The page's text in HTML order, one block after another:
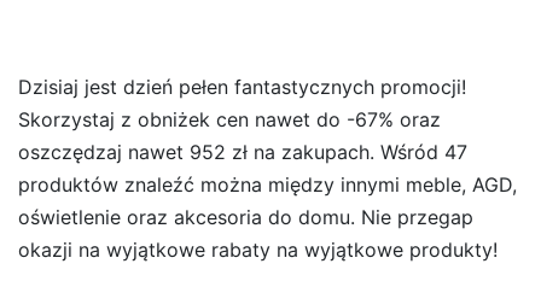
Dzisiaj jest dzień pełen fantastycznych promocji!
Skorzystaj z obniżek cen nawet do -67% oraz
oszczędzaj nawet 952 zł na zakupach. Wśród 47
produktów znaleźć można między innymi meble, AGD,
oświetlenie oraz akcesoria do domu. Nie przegap
okazji na wyjątkowe rabaty na wyjątkowe produkty!